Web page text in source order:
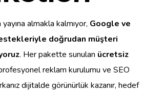
almakla kalmıyor, Google ve
doğrudan müşteri
. Her pakette sunulan ücretsiz
reklam kurulumu ve SEO
dijitalde görünürlük kazanır, hedef